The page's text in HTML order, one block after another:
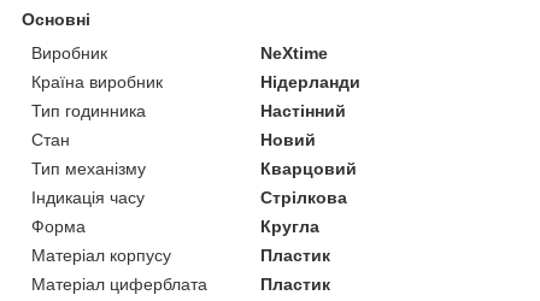
Основні
Виробник
NeXtime
Країна виробник
Нідерланди
Тип годинника
Настінний
Стан
Новий
Тип механізму
Кварцовий
Індикація часу
Стрілкова
Форма
Кругла
Матеріал корпусу
Пластик
Матеріал циферблата
Пластик